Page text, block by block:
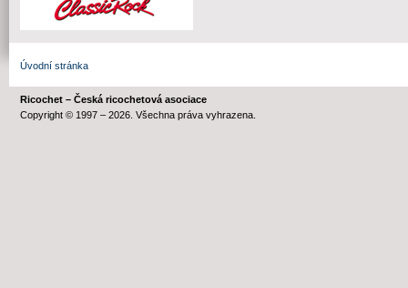
Úvodní stránka
Ricochet – Česká ricochetová asociace
Copyright © 1997 – 2026. Všechna práva vyhrazena.